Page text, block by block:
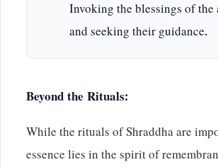
Invoking the blessings of the
and seeking their guidance.
Beyond the Rituals:
While the rituals of Shraddha are
essence lies in the spirit of